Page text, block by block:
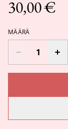
30,00 €
MÄÄRÄ